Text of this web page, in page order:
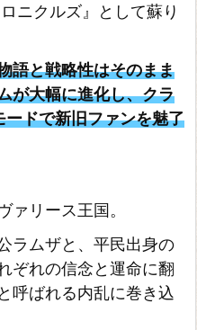
ニクルズ』として蘇り
語と戦略性はそのまま
が大幅に進化し、クラ
ドで新旧ファンを魅了
ァリース王国。
ラムザと、平民出身の
ぞれの信念と運命に翻
呼ばれる内乱に巻き込